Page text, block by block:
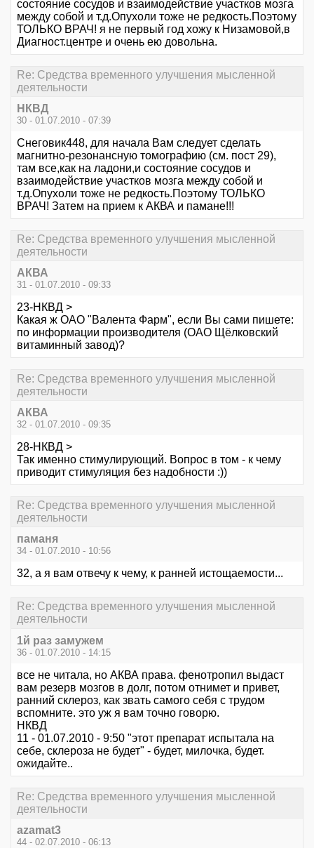
состояние сосудов и взаимодействие участков мозга
между собой и т.д.Опухоли тоже не редкость.Поэтому
ТОЛЬКО ВРАЧ! я не первый год хожу к Низамовой,в
Диагност.центре и очень ею довольна.
Re: Средства временного улучшения мысленной
деятельности
НКВД
30 - 01.07.2010 - 07:39
Снеговик448, для начала Вам следует сделать
магнитно-резонансную томографию (см. пост 29),
там все,как на ладони,и состояние сосудов и
взаимодействие участков мозга между собой и
т.д.Опухоли тоже не редкость.Поэтому ТОЛЬКО
ВРАЧ! Затем на прием к АКВА и памане!!!
Re: Средства временного улучшения мысленной
деятельности
АКВА
31 - 01.07.2010 - 09:33
23-НКВД >
Какая ж ОАО "Валента Фарм", если Вы сами пишете:
по информации производителя (ОАО Щёлковский
витаминный завод)?
Re: Средства временного улучшения мысленной
деятельности
АКВА
32 - 01.07.2010 - 09:35
28-НКВД >
Так именно стимулирующий. Вопрос в том - к чему
приводит стимуляция без надобности :))
Re: Средства временного улучшения мысленной
деятельности
паманя
34 - 01.07.2010 - 10:56
32, а я вам отвечу к чему, к ранней истощаемости...
Re: Средства временного улучшения мысленной
деятельности
1й раз замужем
36 - 01.07.2010 - 14:15
все не читала, но АКВА права. фенотропил выдаст
вам резерв мозгов в долг, потом отнимет и привет,
ранний склероз, как звать самого себя с трудом
вспомните. это уж я вам точно говорю.
НКВД
11 - 01.07.2010 - 9:50 "этот препарат испытала на
себе, склероза не будет" - будет, милочка, будет.
ожидайте..
Re: Средства временного улучшения мысленной
деятельности
azamat3
44 - 02.07.2010 - 06:13